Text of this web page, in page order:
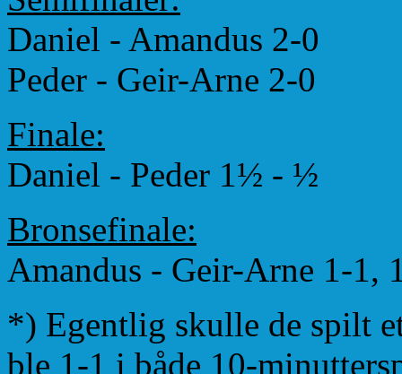
Daniel - Amandus 2-0
Peder - Geir-Arne 2-0
Finale:
Daniel - Peder 1½ - ½
Bronsefinale:
Amandus - Geir-Arne 1-1,
*) Egentlig skulle de spilt
ble 1-1 i både 10-